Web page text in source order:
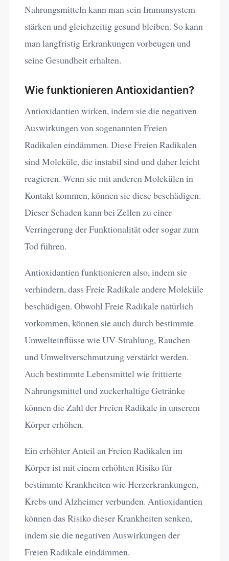
Nahrungsmitteln kann man sein Immunsystem
stärken und gleichzeitig gesund bleiben. So kann
man langfristig Erkrankungen vorbeugen und
seine Gesundheit erhalten.
Wie funktionieren Antioxidantien?
Antioxidantien wirken, indem sie die negativen
Auswirkungen von sogenannten Freien
Radikalen eindämmen. Diese Freien Radikalen
sind Moleküle, die instabil sind und daher leicht
reagieren. Wenn sie mit anderen Molekülen in
Kontakt kommen, können sie diese beschädigen.
Dieser Schaden kann bei Zellen zu einer
Verringerung der Funktionalität oder sogar zum
Tod führen.
Antioxidantien funktionieren also, indem sie
verhindern, dass Freie Radikale andere Moleküle
beschädigen. Obwohl Freie Radikale natürlich
vorkommen, können sie auch durch bestimmte
Umwelteinflüsse wie UV-Strahlung, Rauchen
und Umweltverschmutzung verstärkt werden.
Auch bestimmte Lebensmittel wie frittierte
Nahrungsmittel und zuckerhaltige Getränke
können die Zahl der Freien Radikale in unserem
Körper erhöhen.
Ein erhöhter Anteil an Freien Radikalen im
Körper ist mit einem erhöhten Risiko für
bestimmte Krankheiten wie Herzerkrankungen,
Krebs und Alzheimer verbunden. Antioxidantien
können das Risiko dieser Krankheiten senken,
indem sie die negativen Auswirkungen der
Freien Radikale eindämmen.